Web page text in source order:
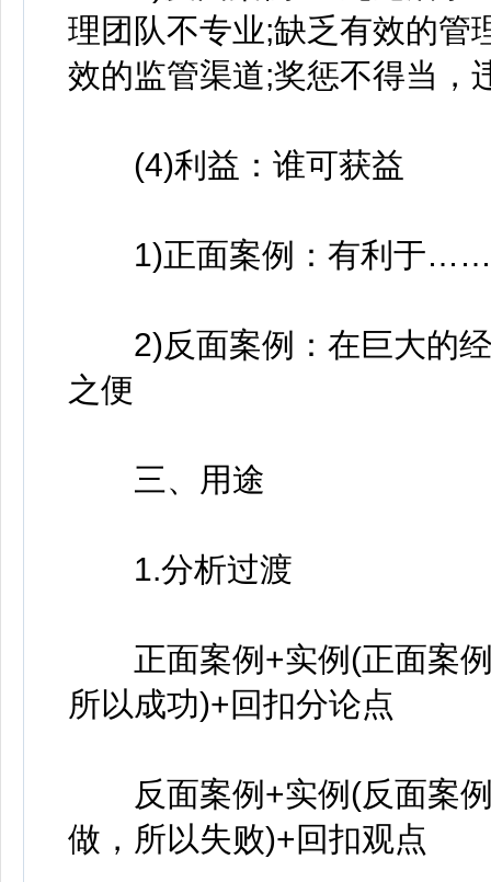
理团队不专业;缺乏有效的管
效的监管渠道;奖惩不得当，
(4)利益：谁可获益
1)正面案例：有利于……
2)反面案例：在巨大的
之便
三、用途
1.分析过渡
正面案例+实例(正面案例
所以成功)+回扣分论点
反面案例+实例(反面案例
做，所以失败)+回扣观点